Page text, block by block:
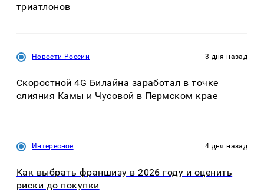
триатлонов
Новости России 3 дня назад
Скоростной 4G Билайна заработал в точке
слияния Камы и Чусовой в Пермском крае
Интересное 4 дня назад
Как выбрать франшизу в 2026 году и оценить
риски до покупки